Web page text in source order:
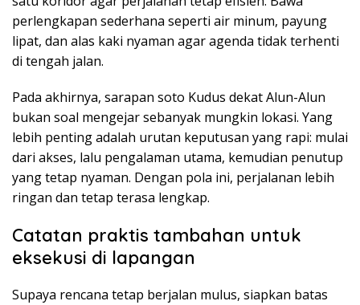
perlengkapan sederhana seperti air minum, payung
lipat, dan alas kaki nyaman agar agenda tidak terhenti
di tengah jalan.
Pada akhirnya, sarapan soto Kudus dekat Alun-Alun
bukan soal mengejar sebanyak mungkin lokasi. Yang
lebih penting adalah urutan keputusan yang rapi: mulai
dari akses, lalu pengalaman utama, kemudian penutup
yang tetap nyaman. Dengan pola ini, perjalanan lebih
ringan dan tetap terasa lengkap.
Catatan praktis tambahan untuk
eksekusi di lapangan
Supaya rencana tetap berjalan mulus, siapkan batas